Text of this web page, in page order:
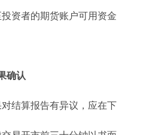
资者的期货账户可用资金
确认
算报告有异议，应在下